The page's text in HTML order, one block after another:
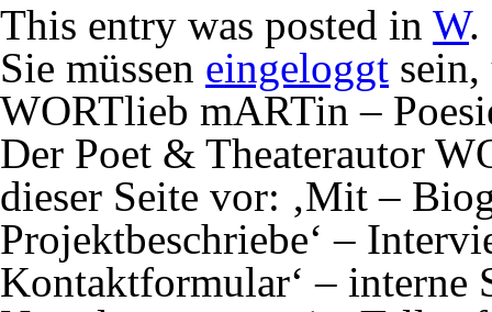
This entry was posted in W.
Sie müssen eingeloggt
WORTlieb mARTin –
Der Poet & Theaterautor
dieser Seite vor: ‚Mit –
Projektbeschriebe‘ –
Kontaktformular‘ – interne